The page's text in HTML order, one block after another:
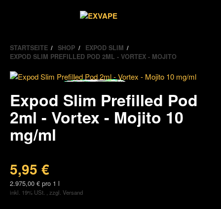
Kategorien
STARTSEITE SHOP
EXPOD SLIM
EXPOD SLIM PREFILLED POD 2ML - VORTEX - MOJITO
Expod Slim Prefilled Pod
2ml - Vortex - Mojito 10
mg/ml
5,95 €
2.975,00 € pro 1 l
inkl. 19% USt. , zzgl. Versand